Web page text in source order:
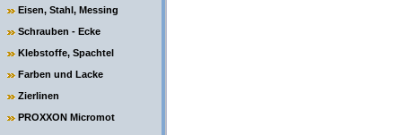
Eisen, Stahl, Messing
Schrauben - Ecke
Klebstoffe, Spachtel
Farben und Lacke
Zierlinen
PROXXON Micromot